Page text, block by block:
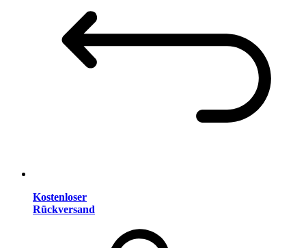
Kostenloser
Rückversand